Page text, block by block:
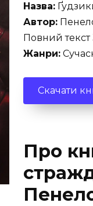
Назва:
Автор:
Повний текст
Жанри:
Скачати
Про